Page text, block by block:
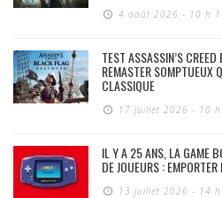
4 août 2026 - 10 h
TEST ASSASSIN’S
REMASTER SOMPTUEUX
CLASSIQUE
17 juillet 2026 - 10
IL Y A 25 ANS, LA GAME
DE JOUEURS :
13 juillet 2026 - 14